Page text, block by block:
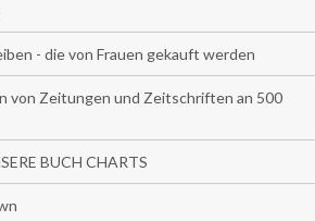
- die von Frauen gekauft werden
von Zeitungen und Zeitschriften an 500
BUCH CHARTS